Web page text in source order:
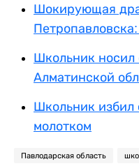
Шокирующая
Школьник носил
Алматинской
Школьник избил
молотком
Павлодарская область